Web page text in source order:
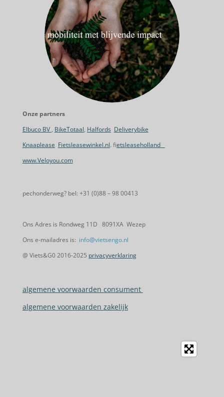
Onze partners
Elbuco BV , BikeTotaal, Halfords Deliverybike
Knaaplease Fietsleasewinkel.nl. fietsleaseholland
www.Veloyou.com
pechonderweg? bel: +31 (0)88 – 98 00413
Ons Adres is Rondweg 11D 8091XA Wezep
Ons e-mailadres is: info@vietsengo.nl
@ Viets&G0 2016-2025 privacyverklaring
algemene voorwaarden consument
algemene voorwaarden zakelijk